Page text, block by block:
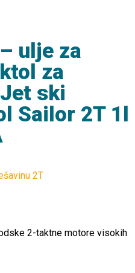
ulje za
za
ski
Sailor 2T 1l
2T
2-taktne motore visokih